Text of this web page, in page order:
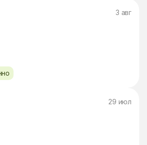
3 авг
29 июл